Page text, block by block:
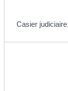
Casier judiciaire,